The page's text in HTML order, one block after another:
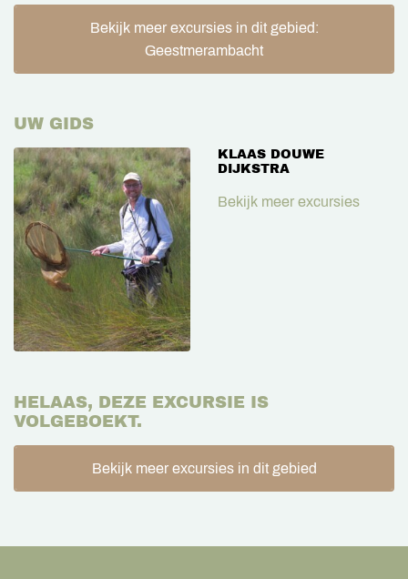
Bekijk meer excursies in dit gebied:
Geestmerambacht
UW GIDS
KLAAS DOUWE
DIJKSTRA
Bekijk meer excursies
HELAAS, DEZE EXCURSIE IS
VOLGEBOEKT.
Bekijk meer excursies in dit gebied